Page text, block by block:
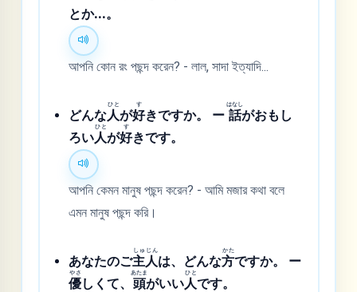
とか...。
আপনি কোন রং পছন্দ করেন? - লাল, সাদা ইত্যাদি...
どんな人
ひと
が好
す
きですか。 ー 話
はなし
がおもし
ろい人
ひと
が好
す
きです。
আপনি কেমন মানুষ পছন্দ করেন? - আমি মজার কথা বলে
এমন মানুষ পছন্দ করি।
あなたのご主
しゅ
人
じん
は、どんな方
かた
ですか。 ー
優
やさ
しくて、 頭
あたま
がいい人
ひと
です。